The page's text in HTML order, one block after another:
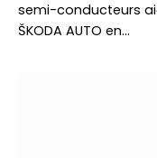
semi-conducteurs
ŠKODA AUTO en…